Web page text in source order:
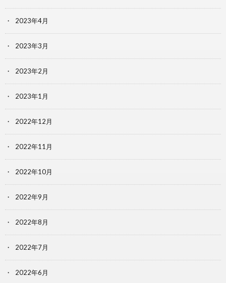
2023年4月
2023年3月
2023年2月
2023年1月
2022年12月
2022年11月
2022年10月
2022年9月
2022年8月
2022年7月
2022年6月